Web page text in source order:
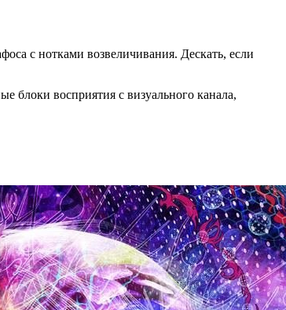
с нотками возвеличивания. Дескать, если
блоки восприятия с визуального канала,